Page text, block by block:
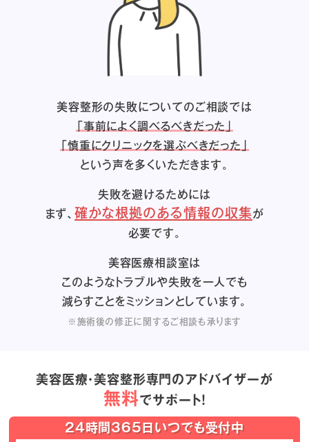
美容整形の失敗についてのご相談では
「事前によく調べるべきだった」
「慎重にクリニックを選ぶべきだった」
という声を多くいただきます。
失敗を避けるためには
まず、確かな根拠のある情報の収集が
必要です。
美容医療相談室は
このようなトラブルや失敗を一人でも
減らすことをミッションとしています。
※施術後の修正に関するご相談も承ります
美容医療・美容整形専門のアドバイザーが
無料でサポート！
24時間365日いつでも受付中